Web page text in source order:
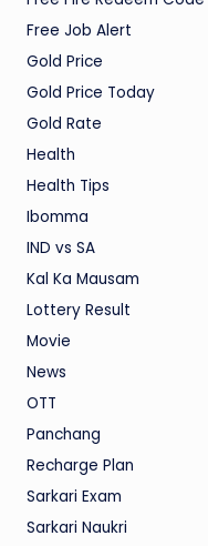
Free Job Alert
Gold Price
Gold Price Today
Gold Rate
Health
Health Tips
Ibomma
IND vs SA
Kal Ka Mausam
Lottery Result
Movie
News
OTT
Panchang
Recharge Plan
Sarkari Exam
Sarkari Naukri